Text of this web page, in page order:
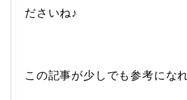
ださいね♪
この記事が少しでも参考にな